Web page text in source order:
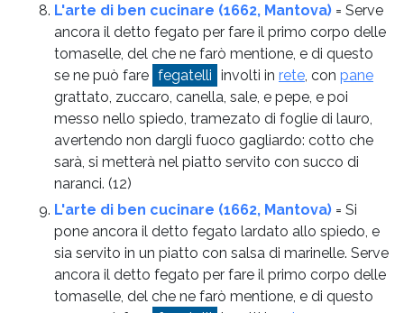
L'arte di ben cucinare (1662, Mantova) = Serve
ancora il detto fegato per fare il primo corpo delle
tomaselle, del che ne farò mentione, e di questo
se ne può fare fegatelli involti in rete, con pane
grattato, zuccaro, canella, sale, e pepe, e poi
messo nello spiedo, tramezato di foglie di lauro,
avertendo non dargli fuoco gagliardo: cotto che
sarà, si metterà nel piatto servito con succo di
naranci. (12)
L'arte di ben cucinare (1662, Mantova) = Si
pone ancora il detto fegato lardato allo spiedo, e
sia servito in un piatto con salsa di marinelle. Serve
ancora il detto fegato per fare il primo corpo delle
tomaselle, del che ne farò mentione, e di questo